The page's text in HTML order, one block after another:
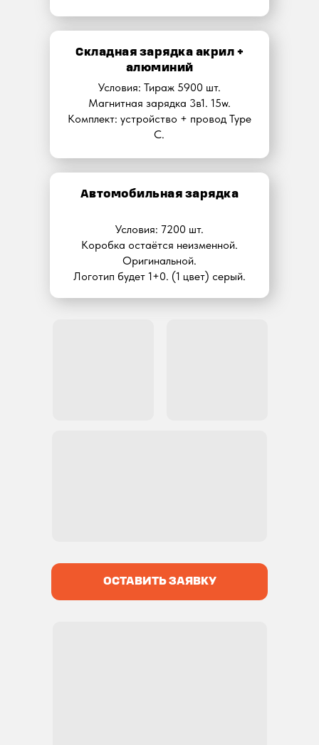
ОСТАВИТЬ ЗАЯВКУ
Складная зарядка акрил +
алюминий
Условия: Тираж 5900 шт.
Магнитная зарядка 3в1. 15w.
Комплект: устройство + провод Type
C.
Автомобильная зарядка
Условия: 7200 шт.
Коробка остаётся неизменной.
Оригинальной.
Логотип будет 1+0. (1 цвет) серый.